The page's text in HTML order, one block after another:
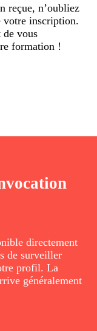
reçue, n’oubliez
votre inscription.
de vous
formation !
directement
de surveiller
profil. La
généralement